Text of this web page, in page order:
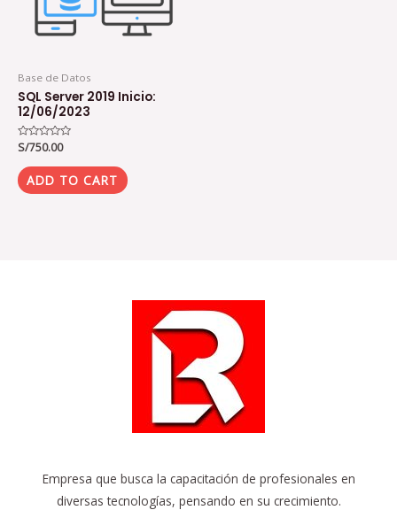
Base de Datos
SQL Server 2019 Inicio:
12/06/2023
Rated
out
of
5
S/750.00
ADD TO CART
Empresa que busca la capacitación de profesionales en
diversas tecnologías, pensando en su crecimiento.